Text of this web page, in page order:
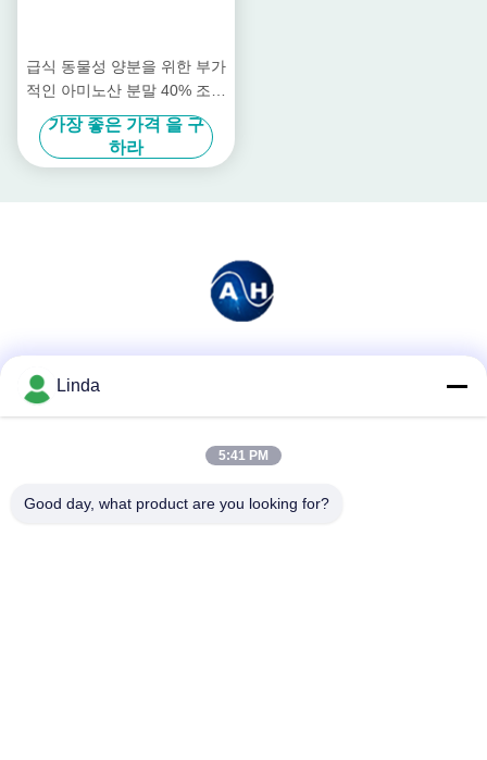
급식 동물성 양분을 위한 부가
적인 아미노산 분말 40% 조잡
한 단백질 95%
가장 좋은 가격 을 구
하라
전화
Linda
5:41 PM
Good day, what product are you looking for?